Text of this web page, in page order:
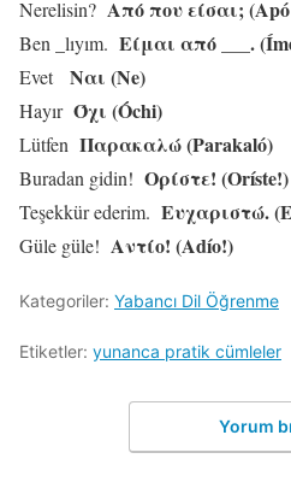
Nerelisin? Από που είσαι; (Apó
Ben _lıyım. Είμαι από ___.
Evet Ναι (Ne)
Hayır Όχι (Óchi)
Lütfen Παρακαλώ (Parakaló)
Buradan gidin! Ορίστε! (Oríste!)
Teşekkür ederim. Ευχαριστώ.
Güle güle! Αντίο! (Adío!)
Kategoriler: Yabancı Dil Öğrenme
Etiketler: yunanca pratik cümleler
Yorum